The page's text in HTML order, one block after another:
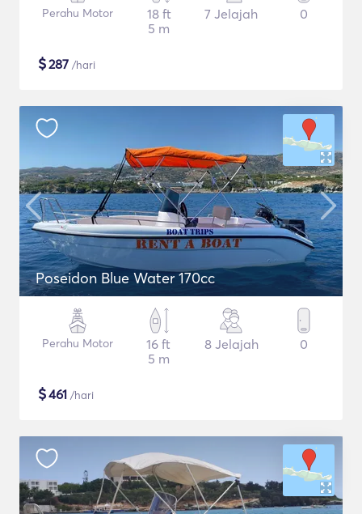
Perahu Motor
18 ft
5 m
7 Jelajah 0
$287 /hari
Poseidon Blue Water 170cc
Perahu Motor
16 ft
5 m
8 Jelajah 0
$461 /hari